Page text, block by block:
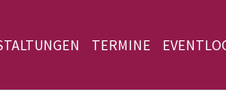
TERMINE